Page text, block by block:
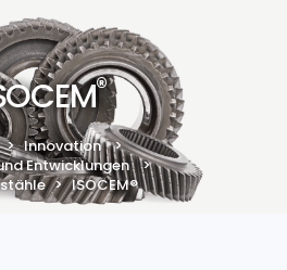
®
> Innovation >
Entwicklungen >
> ISOCEM®